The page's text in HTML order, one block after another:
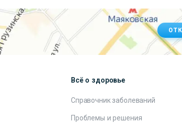
Всё о здоровье
Справочник заболеваний
Проблемы и решения